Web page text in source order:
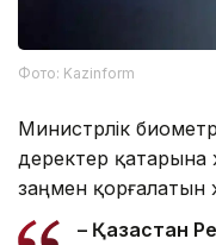
Фото: Kazinform
Министрлік
деректер
заңмен қорғалатын
– Қазақстан